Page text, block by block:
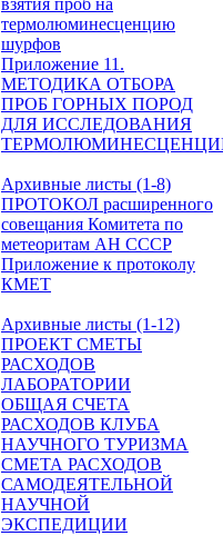
взятия проб на
термолюминесценцию
шурфов
Приложение 11.
МЕТОДИКА ОТБОРА
ПРОБ ГОРНЫХ ПОРОД
ДЛЯ ИССЛЕДОВАНИЯ
Архивные листы (1-8)
ПРОТОКОЛ расширенного
совещания Комитета по
метеоритам АН СССР
Приложение к протоколу
КМЕТ
Архивные листы (1-12)
ПРОЕКТ СМЕТЫ
РАСХОДОВ
ЛАБОРАТОРИИ
ОБЩАЯ СЧЕТА
РАСХОДОВ КЛУБА
НАУЧНОГО ТУРИЗМА
СМЕТА РАСХОДОВ
САМОДЕЯТЕЛЬНОЙ
НАУЧНОЙ
ЭКСПЕДИЦИИ